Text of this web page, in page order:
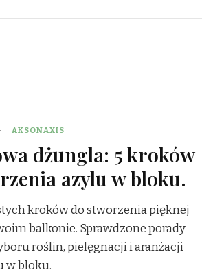
AKSONAXIS
dżungla: 5 kroków
azylu w bloku.
kroków do stworzenia pięknej
balkonie. Sprawdzone porady
roślin, pielęgnacji i aranżacji
w bloku.